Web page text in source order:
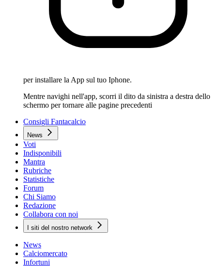
per installare la App sul tuo Iphone.
Mentre navighi nell'app, scorri il dito da sinistra a destra dello
schermo per tornare alle pagine precedenti
Consigli Fantacalcio
News
Voti
Indisponibili
Mantra
Rubriche
Statistiche
Forum
Chi Siamo
Redazione
Collabora con noi
I siti del nostro network
News
Calciomercato
Infortuni